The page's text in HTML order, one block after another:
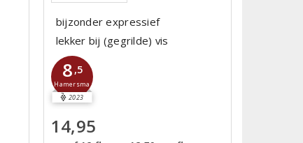
bijzonder expressief
lekker bij (gegrilde) vis
8 ,5
Hamersma
2023
14,95